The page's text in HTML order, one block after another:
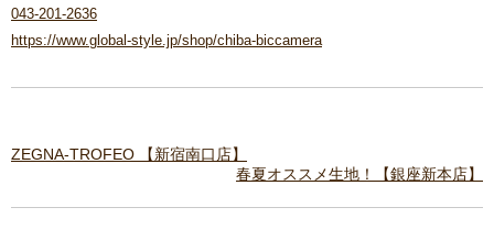
043-201-2636
https://www.global-style.jp/shop/chiba-biccamera
ZEGNA-TROFEO 【新宿南口店】
春夏オススメ生地！【銀座新本店】